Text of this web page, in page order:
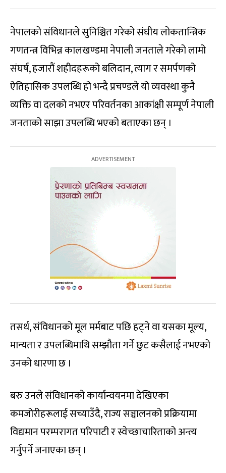
नेपालको संविधानले सुनिश्चित गरेको संघीय लोकतान्त्रिक
गणतन्त्र विभिन्न कालखण्डमा नेपाली जनताले गरेको लामो
संघर्ष, हजारौं शहीदहरूको बलिदान, त्याग र समर्पणको
ऐतिहासिक उपलब्धि हो भन्दै प्रचण्डले यो व्यवस्था कुनै
व्यक्ति वा दलको नभएर परिवर्तनका आकांक्षी सम्पूर्ण नेपाली
जनताको साझा उपलब्धि भएको बताएका छन् ।
तसर्थ, संविधानको मूल मर्मबाट पछि हट्ने वा यसका मूल्य,
मान्यता र उपलब्धिमाथि सम्झौता गर्ने छुट कसैलाई नभएको
उनको धारणा छ ।
बरु उनले संविधानको कार्यान्वयनमा देखिएका
कमजोरीहरूलाई सच्याउँदै, राज्य सञ्चालनको प्रक्रियामा
विद्यमान परम्परागत परिपाटी र स्वेच्छाचारिताको अन्त्य
गर्नुपर्ने जनाएका छन् ।